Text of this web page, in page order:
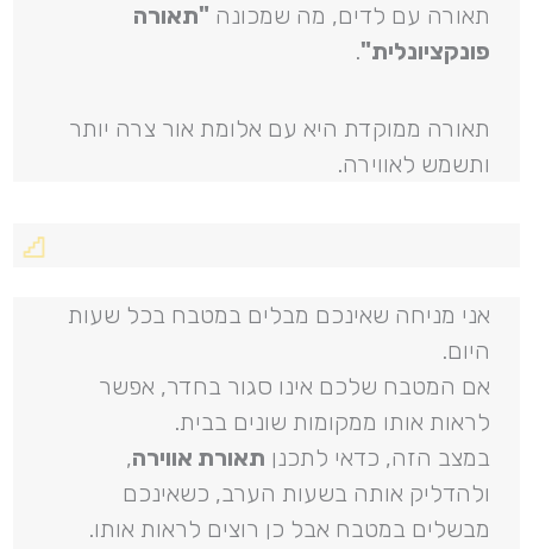
תאורה עם לדים, מה שמכונה "תאורה
פונקציונלית".
תאורה ממוקדת היא עם אלומת אור צרה יותר
ותשמש לאווירה.
אני מניחה שאינכם מבלים במטבח בכל שעות
היום.
אם המטבח שלכם אינו סגור בחדר, אפשר
לראות אותו ממקומות שונים בבית.
במצב הזה, כדאי לתכנן תאורת אווירה,
ולהדליק אותה בשעות הערב, כשאינכם
מבשלים במטבח אבל כן רוצים לראות אותו.